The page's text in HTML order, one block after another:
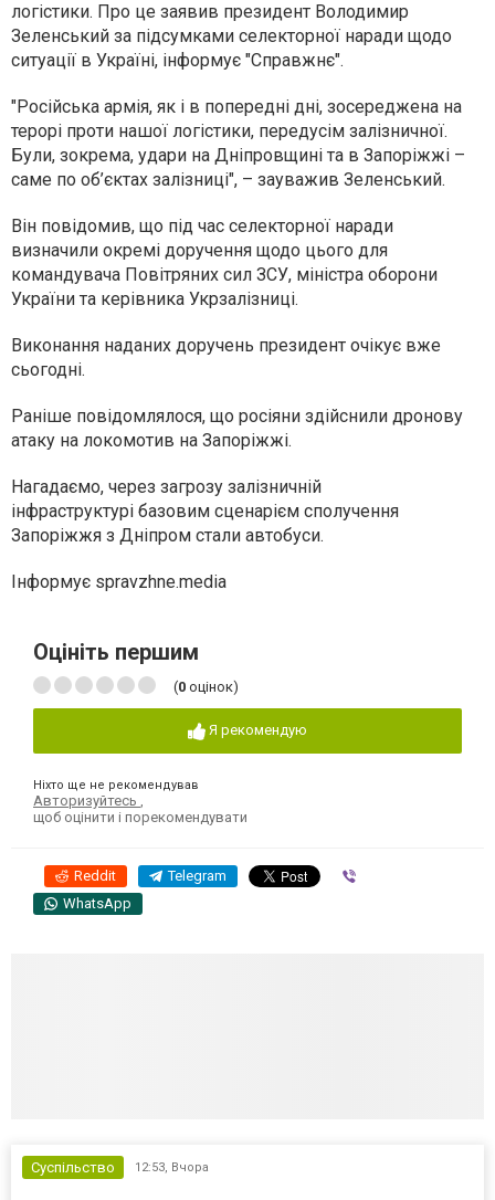
логістики. Про це заявив президент Володимир
Зеленський за підсумками селекторної наради щодо
ситуації в Україні, інформує "Справжнє".
"Російська армія, як і в попередні дні, зосереджена на
терорі проти нашої логістики, передусім залізничної.
Були, зокрема, удари на Дніпровщині та в Запоріжжі –
саме по об’єктах залізниці", – зауважив Зеленський.
Він повідомив, що під час селекторної наради
визначили окремі доручення щодо цього для
командувача Повітряних сил ЗСУ, міністра оборони
України та керівника Укрзалізниці.
Виконання наданих доручень президент очікує вже
сьогодні.
Раніше повідомлялося, що росіяни здійснили дронову
атаку на локомотив на Запоріжжі.
Нагадаємо, через загрозу залізничній
інфраструктурі базовим сценарієм сполучення
Запоріжжя з Дніпром стали автобуси.
Інформує spravzhne.media
Оцініть першим
(0 оцінок)
Я рекомендую
Ніхто ще не рекомендував
Авторизуйтесь ,
щоб оцінити і порекомендувати
Reddit Telegram
WhatsApp
Суспільство 12:53, Вчора